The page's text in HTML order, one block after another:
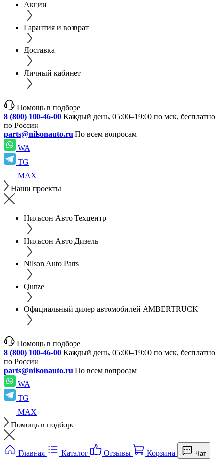
Акции
Гарантия и возврат
Доставка
Личный кабинет
Помощь в подборе
8 (800) 100-46-00 Каждый день, 05:00–19:00 по мск, бесплатно
по России
parts@nilsonauto.ru По всем вопросам
WA
TG
MAX
Наши проекты
Нильсон Авто Техцентр
Нильсон Авто Дизель
Nilson Auto Parts
Qunze
Официальный дилер автомобилей AMBERTRUCK
Помощь в подборе
8 (800) 100-46-00 Каждый день, 05:00–19:00 по мск, бесплатно
по России
parts@nilsonauto.ru По всем вопросам
WA
TG
MAX
Помощь в подборе
Главная Каталог Отзывы Корзина Чат